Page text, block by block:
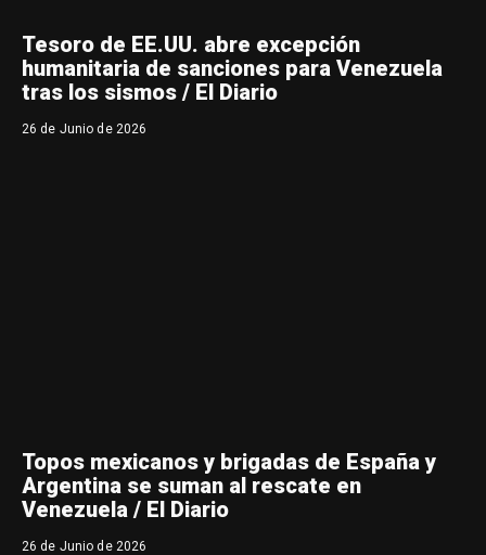
Tesoro de EE.UU. abre excepción
humanitaria de sanciones para Venezuela
tras los sismos / El Diario
26 de Junio de 2026
Topos mexicanos y brigadas de España y
Argentina se suman al rescate en
Venezuela / El Diario
26 de Junio de 2026